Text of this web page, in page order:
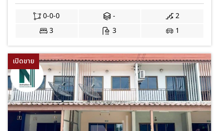
0-0-0 -
2
3
3 1
เปิดขาย